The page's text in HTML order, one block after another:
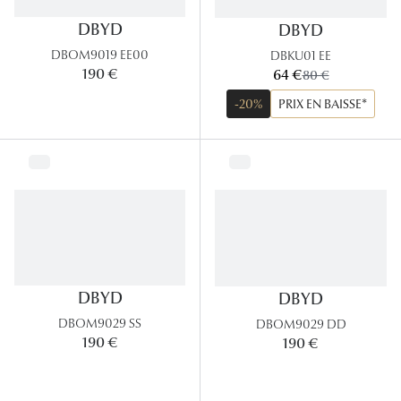
Marques
DBYD
DBOM9019 EE00
190 €
DBYD
DBKU01 EE
maintenant:
64 €ancien prix:
80 €
-20%
PRIX EN BAISSE*
DBYD
DBOM9029 SS
190 €
DBYD
DBOM9029 DD
190 €